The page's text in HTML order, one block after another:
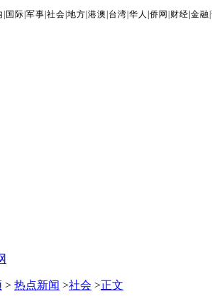
国际 |军事 |社会 |地方 |港澳 台湾 |华人 |侨网 财经 |金融 |
> 热点新闻 >社会 >正文